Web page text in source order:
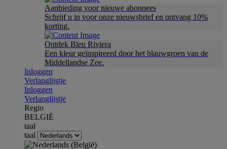
Aanbieding voor nieuwe abonnees
Schrijf u in voor onze nieuwsbrief en ontvang 10%
korting.
Ontdek Bleu Riviera
Een kleur geïnspireerd door het blauwgroen van de
Middellandse Zee.
Inloggen
Verlanglijstje
Inloggen
Verlanglijstje
Regio
BELGIË
taal
taal